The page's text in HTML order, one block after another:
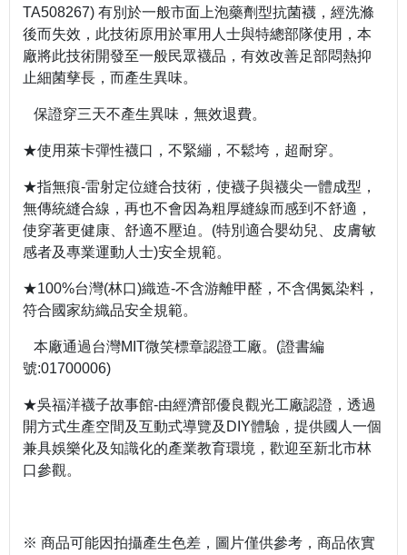
TA508267) 有別於一般市面上泡藥劑型抗菌襪，經洗滌
後而失效，此技術原用於軍用人士與特總部隊使用，本
廠將此技術開發至一般民眾襪品，有效改善足部悶熱抑
止細菌孳長，而產生異味。
保證穿三天不產生異味，無效退費。
★使用萊卡彈性襪口，不緊繃，不鬆垮，超耐穿。
★指無痕-雷射定位縫合技術，使襪子與襪尖一體成型，
無傳統縫合線，再也不會因為粗厚縫線而感到不舒適，
使穿著更健康、舒適不壓迫。(特別適合嬰幼兒、皮膚敏
感者及專業運動人士)安全規範。
★100%台灣(林口)織造-不含游離甲醛，不含偶氮染料，
符合國家紡織品安全規範。
本廠通過台灣MIT微笑標章認證工廠。(證書編
號:01700006)
★吳福洋襪子故事館-由經濟部優良觀光工廠認證，透過
開方式生產空間及互動式導覽及DIY體驗，提供國人一個
兼具娛樂化及知識化的產業教育環境，歡迎至新北市林
口參觀。
※ 商品可能因拍攝產生色差，圖片僅供參考，商品依實